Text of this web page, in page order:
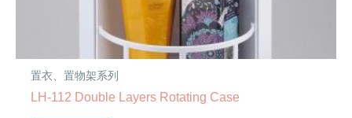
置衣、置物架系列
LH-112 Double Layers Rotating Case